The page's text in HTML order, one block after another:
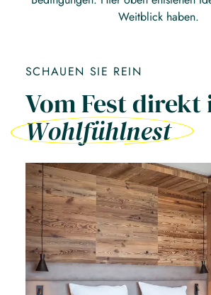
Weitblick haben.
SCHAUEN SIE REIN
Vom Fest direkt
Wohlfühlnest